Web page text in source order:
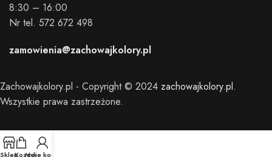
8:30 – 16:00
Nr tel. 572 672 498
zamowienia@zachowajkolory.pl
Zachowajkolory.pl - Copyright © 2024 zachowajkolory.pl.
Wszystkie prawa zastrzeżone.
SklepKoszykMoje konto